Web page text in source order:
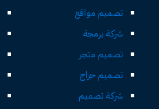
تصميم مواقع
شركة برمجة
تصميم متجر
تصميم حراج
شركة تصميم